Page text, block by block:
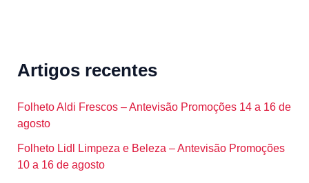
Artigos recentes
Folheto Aldi Frescos – Antevisão Promoções 14 a 16 de
agosto
Folheto Lidl Limpeza e Beleza – Antevisão Promoções
10 a 16 de agosto